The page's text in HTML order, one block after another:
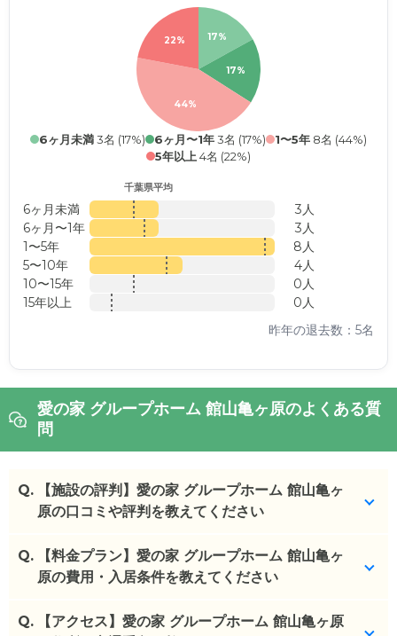
17%
17%
44%
22%
6ヶ月未満3名 (17%) 6ヶ月〜1年3名 (17%) 1〜5年 8名 (44%)
5年以上 4名 (22%)
千葉県平均
6ヶ月未満
3人
6ヶ月〜1年
3人
1〜5年
8人
5〜10年
4人
10〜15年
0人
15年以上
0人
昨年の退去数：5名
愛の家 グループホーム 館山亀ヶ原のよくある質
問
Q.
【施設の評判】愛の家 グループホーム 館山亀ヶ
原の口コミや評判を教えてください
愛の家 グループホーム 館山亀ヶ原を見学した方の口
コミを確認できます。
愛の家 グループホーム 館山亀ヶ原 の
口コミ
Q.
【料金プラン】愛の家 グループホーム 館山亀ヶ
原の費用・入居条件を教えてください
愛の家 グループホーム 館山亀ヶ原の入居金・月額
Q.
【アクセス】愛の家 グループホーム 館山亀ヶ原